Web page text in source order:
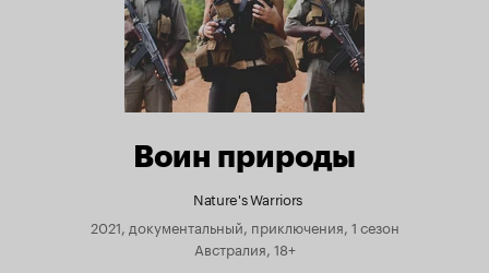
Воин природы
Nature's Warriors
2021, документальный, приключения, 1 сезон
Австралия, 18+